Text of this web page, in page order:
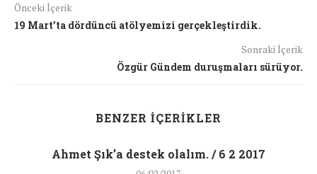
Önceki İçerik
19 Mart’ta dördüncü atölyemizi gerçekleştirdik.
Sonraki İçerik
Özgür Gündem duruşmaları sürüyor.
BENZER İÇERIKLER
Ahmet Şık’a destek olalım. / 6 2 2017